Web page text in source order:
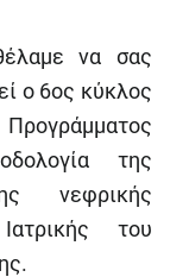
να σας
ο 6ος κύκλος
της
νεφρικής
του